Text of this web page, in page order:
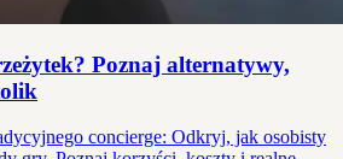
Poznaj alternatywy,
concierge: Odkryj, jak osobisty